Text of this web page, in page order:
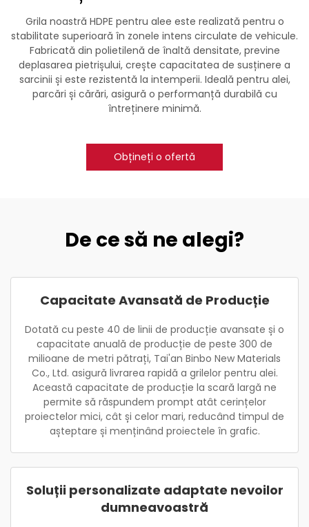
Grila noastră HDPE pentru alee este realizată pentru o
stabilitate superioară în zonele intens circulate de vehicule.
Fabricată din polietilenă de înaltă densitate, previne
deplasarea pietrișului, crește capacitatea de susținere a
sarcinii și este rezistentă la intemperii. Ideală pentru alei,
parcări și cărări, asigură o performanță durabilă cu
întreținere minimă.
Obțineți o ofertă
De ce să ne alegi?
Capacitate Avansată de Producție
Dotată cu peste 40 de linii de producție avansate și o
capacitate anuală de producție de peste 300 de
milioane de metri pătrați, Tai'an Binbo New Materials
Co., Ltd. asigură livrarea rapidă a grilelor pentru alei.
Această capacitate de producție la scară largă ne
permite să răspundem prompt atât cerințelor
proiectelor mici, cât și celor mari, reducând timpul de
așteptare și menținând proiectele în grafic.
Soluții personalizate adaptate nevoilor
dumneavoastră